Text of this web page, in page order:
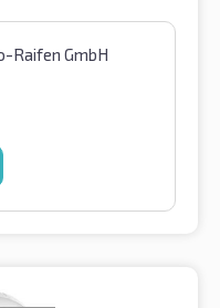
Raifen GmbH